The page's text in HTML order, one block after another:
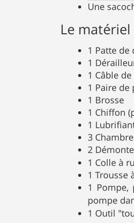
Une
Le
1 Patte
1
1 Câble
1 Paire
1 Brosse
1 Chiffon
1
3
2
1 Colle à
1 Trousse
1
pompe
1 Outil